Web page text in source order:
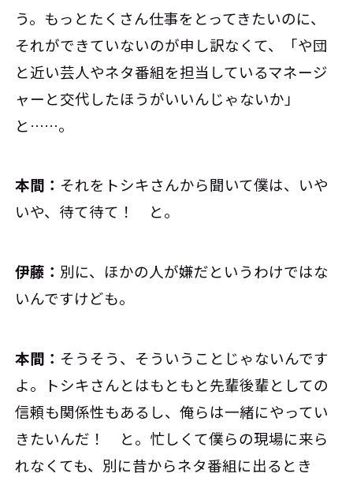
う。もっとたくさん仕事をとってきたいのに、
それができていないのが申し訳なくて、「や団
と近い芸人やネタ番組を担当しているマネージ
ャーと交代したほうがいいんじゃないか」
と……。
本間： それをトシキさんから聞いて僕は、いや
いや、待て待て！ と。
伊藤： 別に、ほかの人が嫌だというわけではな
いんですけども。
本間： そうそう、そういうことじゃないんです
よ。トシキさんとはもともと先輩後輩としての
信頼も関係性もあるし、俺らは一緒にやってい
きたいんだ！ と。忙しくて僕らの現場に来ら
れなくても、別に昔からネタ番組に出るとき